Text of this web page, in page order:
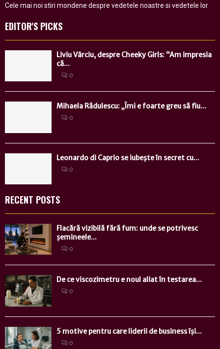
Cele mai noi stiri mondene despre vedetele noastre si vedetele lor
EDITOR'S PICKS
Liviu Vârciu, despre Cheeky Girls: “Am impresia
că...
0
Mihaela Rădulescu: „Îmi e foarte greu să fiu...
0
Leonardo di Caprio se iubeşte în secret cu...
0
RECENT POSTS
Flacără vizibilă fără fum: unde se potrivesc
șemineele...
0
De ce viscozimetru e noul aliat în testarea...
0
5 motive pentru care liderii de business își...
0